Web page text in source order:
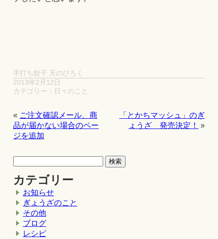
手打ち餃子 天のびろく
2013年2月12日
カテゴリー： 日々のこと
« ご注文確認メール、商
品が届かない場合のペー
ジを追加
「とかちマッシュ」のぎ
ょうざ 発売決定！
»
カテゴリー
お知らせ
ぎょうざのこと
その他
ブログ
レシピ